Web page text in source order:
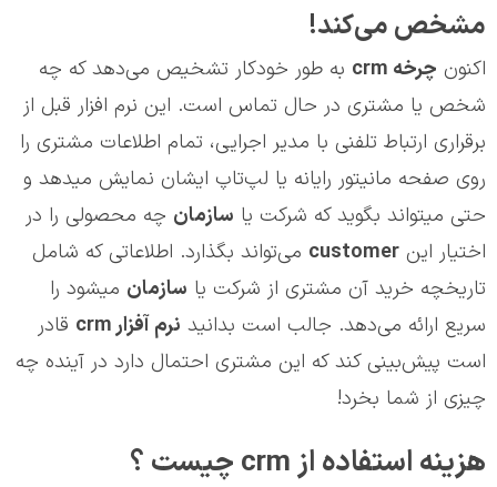
مشخص می‌کند!
اکنون چرخه crm به طور خودکار تشخیص می‌دهد که چه
شخص یا مشتری در حال تماس است. این نرم افزار قبل از
برقراری ارتباط تلفنی با مدیر اجرایی، تمام اطلاعات مشتری را
روی صفحه مانیتور رایانه یا لپ‌تاپ ایشان نمایش می‎دهد و
حتی می‎تواند بگوید که شرکت یا
سازمان چه محصولی را در
اختیار این customer می‌تواند بگذارد. اطلاعاتی که شامل
تاریخچه خرید آن مشتری از شرکت یا سازمان
می‎شود را
سریع ارائه می‌دهد. جالب است بدانید نرم آفزارcrm قادر
است پیش‌بینی کند که این مشتری احتمال دارد در آینده چه
چیزی از شما بخرد!
هزینه استفاده از crm چیست ؟